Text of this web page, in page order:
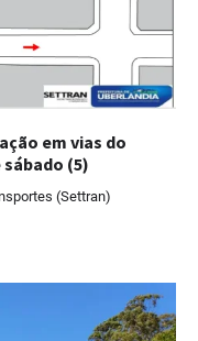
em vias do
(5)
(Settran)